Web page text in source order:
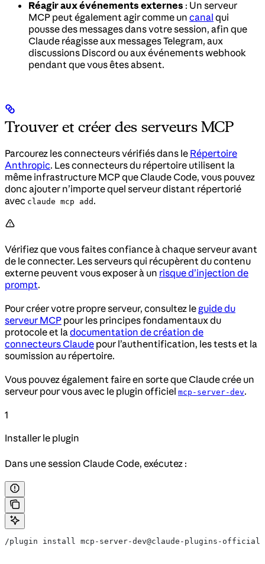
Réagir aux événements externes : Un serveur
MCP peut également agir comme un canal qui
pousse des messages dans votre session, afin que
Claude réagisse aux messages Telegram, aux
discussions Discord ou aux événements webhook
pendant que vous êtes absent.
Trouver et créer des serveurs MCP
Parcourez les connecteurs vérifiés dans le Répertoire
Anthropic. Les connecteurs du répertoire utilisent la
même infrastructure MCP que Claude Code, vous pouvez
donc ajouter n’importe quel serveur distant répertorié
avec claude mcp add .
Vérifiez que vous faites confiance à chaque serveur avant
de le connecter. Les serveurs qui récupèrent du contenu
externe peuvent vous exposer à un risque d’injection de
prompt.
Pour créer votre propre serveur, consultez le guide du
serveur MCP pour les principes fondamentaux du
protocole et la documentation de création de
connecteurs Claude pour l’authentification, les tests et la
soumission au répertoire.
Vous pouvez également faire en sorte que Claude crée un
serveur pour vous avec le plugin officiel mcp-server-dev.
1
Installer le plugin
Dans une session Claude Code, exécutez :
/plugin install mcp-server-dev@claude-plugins-official